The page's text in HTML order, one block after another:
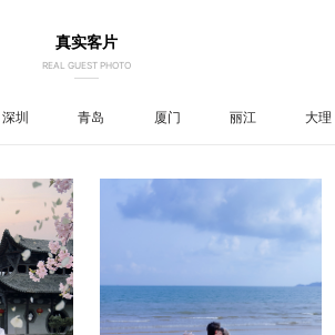
真实客片
REAL GUEST PHOTO
深圳 青岛 厦门 丽江 大理